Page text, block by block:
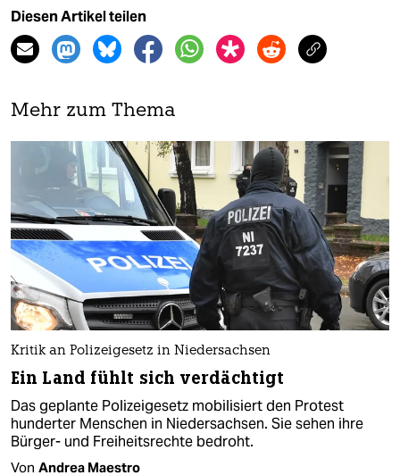
Diesen Artikel teilen
Mehr zum Thema
Kritik an Polizeigesetz in Niedersachsen
Ein Land fühlt sich verdächtigt
Das geplante Polizeigesetz mobilisiert den Protest
hunderter Menschen in Niedersachsen. Sie sehen ihre
Bürger- und Freiheitsrechte bedroht.
Von Andrea Maestro